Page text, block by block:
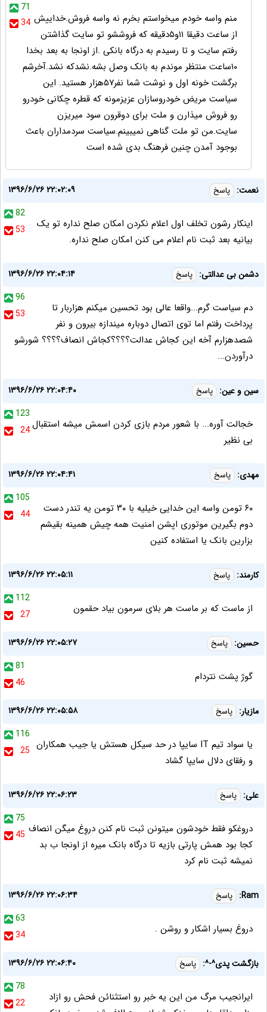
71
34 منم واسه خودم میخواستم بخرم نه واسه فروش.خداییش
از ساعت دقیقا ۱۱و۵دقیقه که فروششو تو سایت گذاشتن
رفتم سایت و تا رسیدم به درگاه بانکی .از اونجا به بعد بخدا
۱۰ساعت منتظر موندم به بانک وصل بشه.نشدکه نشد.آخرشم
برگشت خونه اول و نوشت شما نفر۵۷هزار هستید. این
سیاست مریض خودروسازان عزیزمونه که قطره چکانی خودرو
رو فروش میذارن و ملت برای دوقرون سود میریزن
سایت.من تو ملت گناهی نمیبینم.سیاست سردمداران باعث
بوجود آمدن چنین فرهنگ بدی شده است
نعمت: پاسخ
۱۳۹۶/۶/۲۶ ۲۲:۰۲:۰۹
82
53
اینکار رشون تخلف اول اعلام نکردن امکان صلح نداره تو یک
بیانیه بعد ثبت نام اعلام می کنن امکان صلح نداره.
دشمن بی عدالتی: پاسخ
۱۳۹۶/۶/۲۶ ۲۲:۰۴:۱۴
96
53
دم سیاست گرم...واقعا عالی بود تحسین میکنم هزاربار تا
پرداخت رفتم اما توی اتصال دوباره میندازه بیرون و نفر
شصدهزارم آخه این کجاش عدالت؟؟؟؟کجاش انصاف؟؟؟؟ شورشو
درآوردن...
سین و عین: پاسخ
۱۳۹۶/۶/۲۶ ۲۲:۰۴:۴۰
123
24خجالت آوره... با شعور مردم بازی کردن اسمش میشه استقبال
بی نظیر
مهدی: پاسخ
۱۳۹۶/۶/۲۶ ۲۲:۰۴:۴۱
105
44
۶۰ تومن واسه این خدایی خیلیه با ۳۰ تومن یه تندر دست
دوم بگیرین موتوری اپشن امنیت همه چیش همینه بقیشم
بزارین بانک یا استفاده کنین
کارمند: پاسخ
۱۳۹۶/۶/۲۶ ۲۲:۰۵:۱۱
112
27
از ماست که بر ماست هر بلای سرمون بیاد حقمون
حسین: پاسخ
۱۳۹۶/۶/۲۶ ۲۲:۰۵:۲۷
81
46
گوژ پشت نتردام
مازیار: پاسخ
۱۳۹۶/۶/۲۶ ۲۲:۰۵:۵۸
116
25 یا سواد تیم IT سایپا در حد سیکل هستش یا جیب همکاران
و رفقای دلال سایپا گشاد
علی: پاسخ
۱۳۹۶/۶/۲۶ ۲۲:۰۶:۲۳
75
45 دروغکو فقط خودشون میتونن ثبت نام کنن دروِغ میگن انصاف
کجا بود همش پارتی بازیه تا درگاه بانک میره از اونجا ب بد
نمیشه ثبت نام کرد
Ram: پاسخ
۱۳۹۶/۶/۲۶ ۲۲:۰۶:۳۴
63
34
دروغ بسیار اشکار و روشن .
بازگشت پدی^-^: پاسخ
۱۳۹۶/۶/۲۶ ۲۲:۰۶:۴۰
78
22
ایرانجیب مرگ من این یه خبر رو استثنائن فحش رو ازاد